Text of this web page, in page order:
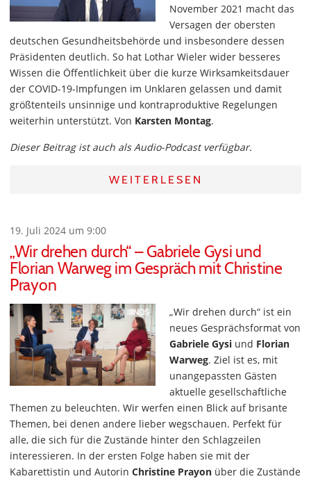
November 2021 macht das
Versagen der obersten
deutschen Gesundheitsbehörde und insbesondere dessen
Präsidenten deutlich. So hat Lothar Wieler wider besseres
Wissen die Öffentlichkeit über die kurze Wirksamkeitsdauer
der COVID-19-Impfungen im Unklaren gelassen und damit
größtenteils unsinnige und kontraproduktive Regelungen
weiterhin unterstützt. Von Karsten Montag.
Dieser Beitrag ist auch als Audio-Podcast verfügbar.
WEITERLESEN
19. Juli 2024 um 9:00
„Wir drehen durch“ – Gabriele Gysi und
Florian Warweg im Gespräch mit Christine
Prayon
„Wir drehen durch“ ist ein
neues Gesprächsformat von
Gabriele Gysi und Florian
Warweg. Ziel ist es, mit
unangepassten Gästen
aktuelle gesellschaftliche
Themen zu beleuchten. Wir werfen einen Blick auf brisante
Themen, bei denen andere lieber wegschauen. Perfekt für
alle, die sich für die Zustände hinter den Schlagzeilen
interessieren. In der ersten Folge haben sie mit der
Kabarettistin und Autorin Christine Prayon über die Zustände